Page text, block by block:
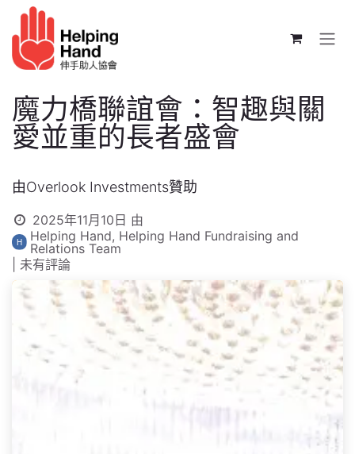
跳至內容
魔力橋聯誼會：智趣與關
愛並重的長者盛會
由Overlook Investments贊助
2025年11月10日 由
Helping Hand, Helping Hand Fundraising and
Relations Team
| 未有評論